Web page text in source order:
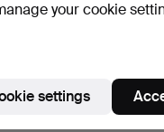
your cookie
settings